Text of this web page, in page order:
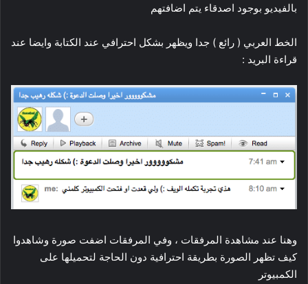
بالفيديو بوجود اصدقاء يتم اضافتهم
الخط العربي ( رائع ) جدا ويظهر بشكل احترافي عند الكتابة وايضا عند
قراءة البريد :
وهنا عند مشاهدة المرفقات ، وفي المرفقات اضفت صورة وشاهدوا
كيف تظهر الصورة بطريقة احترافية دون الحاجة لتحميلها على
الكمبيوتر